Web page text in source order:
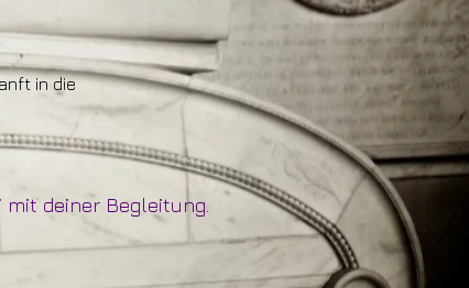
in die
deiner Begleitung.